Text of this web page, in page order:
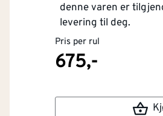
denne varen er
levering til deg.
Pris per rul
675,-